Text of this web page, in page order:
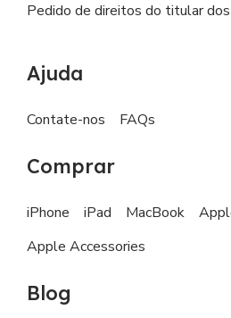
Pedido de direitos do titular
Ajuda
Contate-nos FAQs
Comprar
iPhone iPad MacBook
Apple Accessories
Blog